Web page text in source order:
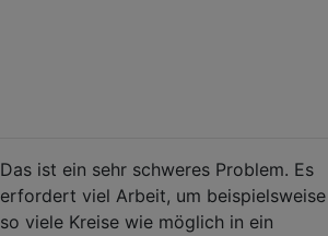
Das ist ein sehr schweres Problem. Es
erfordert viel Arbeit, um beispielsweise
so viele Kreise wie möglich in ein